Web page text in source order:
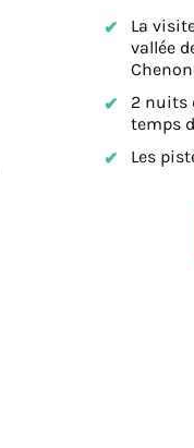
La
vallée
2 nuits
temps
Les